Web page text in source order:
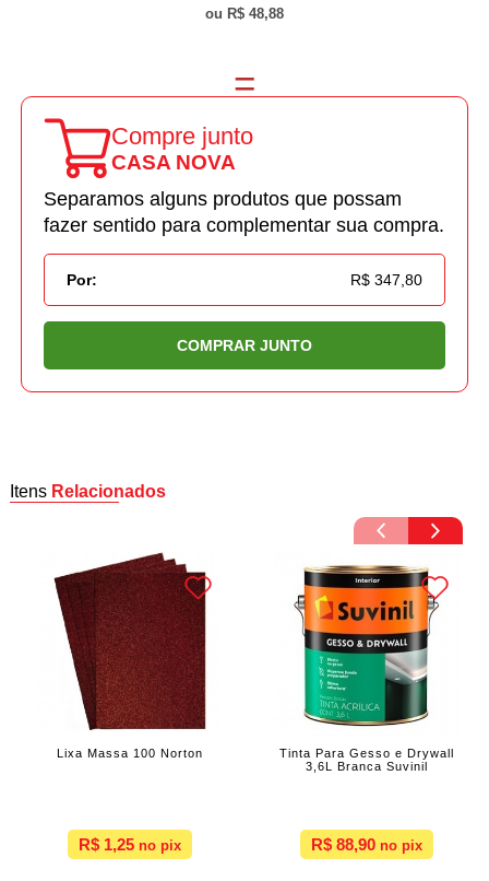
R$ 48,88
Compre junto
CASA NOVA
Separamos alguns produtos que possam
fazer sentido para complementar sua compra.
Por: R$ 347,80
COMPRAR JUNTO
Itens Relacionados
Lixa Massa 100 Norton
R$ 1,25
Tinta Para Gesso e Drywall
3,6L Branca Suvinil
R$ 88,90